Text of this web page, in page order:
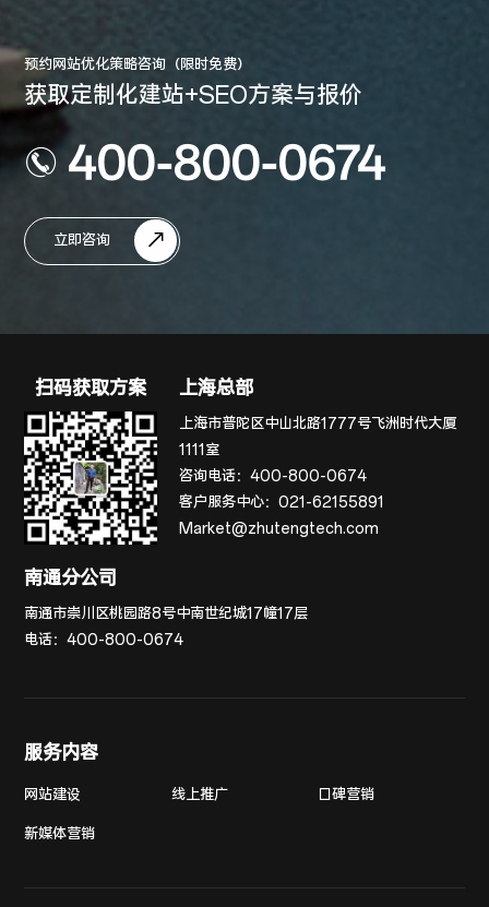
预约网站优化策略咨询（限时免费）
获取定制化建站+SEO方案与报价
400-800-0674
立即咨询
扫码获取方案 上海总部
上海市普陀区中山北路1777号飞洲时代大厦
1111室
咨询电话：400-800-0674
客户服务中心：021-62155891
Market@zhutengtech.com
南通分公司
南通市崇川区桃园路8号中南世纪城17幢17层
电话：400-800-0674
服务内容
网站建设 线上推广 口碑营销
新媒体营销